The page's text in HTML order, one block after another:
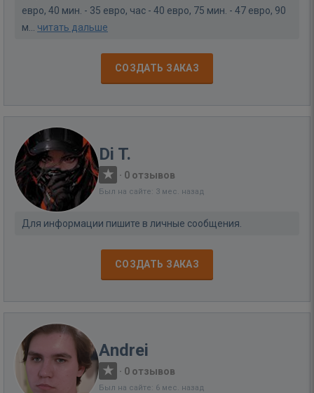
евро, 40 мин. - 35 евро, час - 40 евро, 75 мин. - 47 евро, 90
м... читать дальше
СОЗДАТЬ ЗАКАЗ
Di T.
· 0 отзывов
Был на сайте: 3 мес. назад
Для информации пишите в личные сообщения.
СОЗДАТЬ ЗАКАЗ
Andrei
· 0 отзывов
Был на сайте: 6 мес. назад